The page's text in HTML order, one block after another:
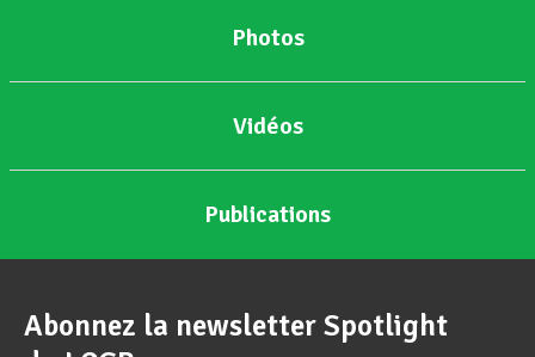
Photos
Vidéos
Publications
Abonnez la newsletter Spotlight